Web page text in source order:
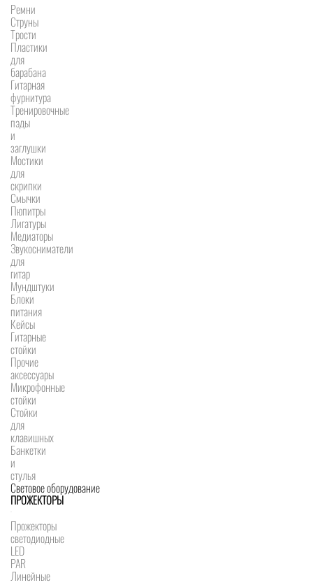
Ремни
Струны
Трости
Пластики
для
барабана
Гитарная
фурнитура
Тренировочные
пэды
и
заглушки
Мостики
для
скрипки
Смычки
Пюпитры
Лигатуры
Медиаторы
Звукосниматели
для
гитар
Мундштуки
Блоки
питания
Кейсы
Гитарные
стойки
Прочие
аксессуары
Микрофонные
стойки
Стойки
для
клавишных
Банкетки
и
стулья
Световое оборудование
ПРОЖЕКТОРЫ
Прожекторы
светодиодные
LED
PAR
Линейные